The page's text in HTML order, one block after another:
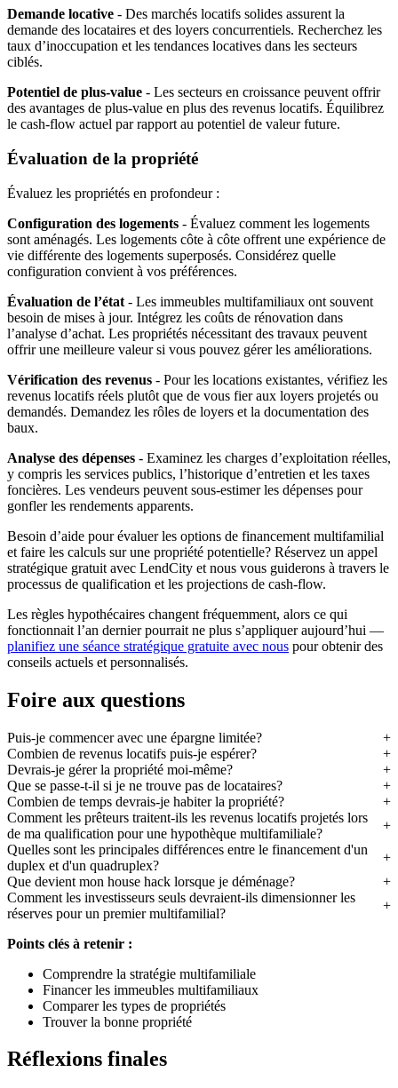
Demande locative - Des marchés locatifs solides assurent la
demande des locataires et des loyers concurrentiels. Recherchez les
taux d’inoccupation et les tendances locatives dans les secteurs
ciblés.
Potentiel de plus-value - Les secteurs en croissance peuvent offrir
des avantages de plus-value en plus des revenus locatifs. Équilibrez
le cash-flow actuel par rapport au potentiel de valeur future.
Évaluation de la propriété
Évaluez les propriétés en profondeur :
Configuration des logements - Évaluez comment les logements
sont aménagés. Les logements côte à côte offrent une expérience de
vie différente des logements superposés. Considérez quelle
configuration convient à vos préférences.
Évaluation de l’état - Les immeubles multifamiliaux ont souvent
besoin de mises à jour. Intégrez les coûts de rénovation dans
l’analyse d’achat. Les propriétés nécessitant des travaux peuvent
offrir une meilleure valeur si vous pouvez gérer les améliorations.
Vérification des revenus - Pour les locations existantes, vérifiez les
revenus locatifs réels plutôt que de vous fier aux loyers projetés ou
demandés. Demandez les rôles de loyers et la documentation des
baux.
Analyse des dépenses - Examinez les charges d’exploitation réelles,
y compris les services publics, l’historique d’entretien et les taxes
foncières. Les vendeurs peuvent sous-estimer les dépenses pour
gonfler les rendements apparents.
Besoin d’aide pour évaluer les options de financement multifamilial
et faire les calculs sur une propriété potentielle? Réservez un appel
stratégique gratuit avec LendCity et nous vous guiderons à travers le
processus de qualification et les projections de cash-flow.
Les règles hypothécaires changent fréquemment, alors ce qui
fonctionnait l’an dernier pourrait ne plus s’appliquer aujourd’hui —
planifiez une séance stratégique gratuite avec nous pour obtenir des
conseils actuels et personnalisés.
Foire aux questions
Puis-je commencer avec une épargne limitée?
Combien de revenus locatifs puis-je espérer?
Devrais-je gérer la propriété moi-même?
Que se passe-t-il si je ne trouve pas de locataires?
Combien de temps devrais-je habiter la propriété?
Comment les prêteurs traitent-ils les revenus locatifs projetés lors
de ma qualification pour une hypothèque multifamiliale?
Quelles sont les principales différences entre le financement d'un
duplex et d'un quadruplex?
Que devient mon house hack lorsque je déménage?
Comment les investisseurs seuls devraient-ils dimensionner les
réserves pour un premier multifamilial?
Points clés à retenir :
Comprendre la stratégie multifamiliale
Financer les immeubles multifamiliaux
Comparer les types de propriétés
Trouver la bonne propriété
Réflexions finales